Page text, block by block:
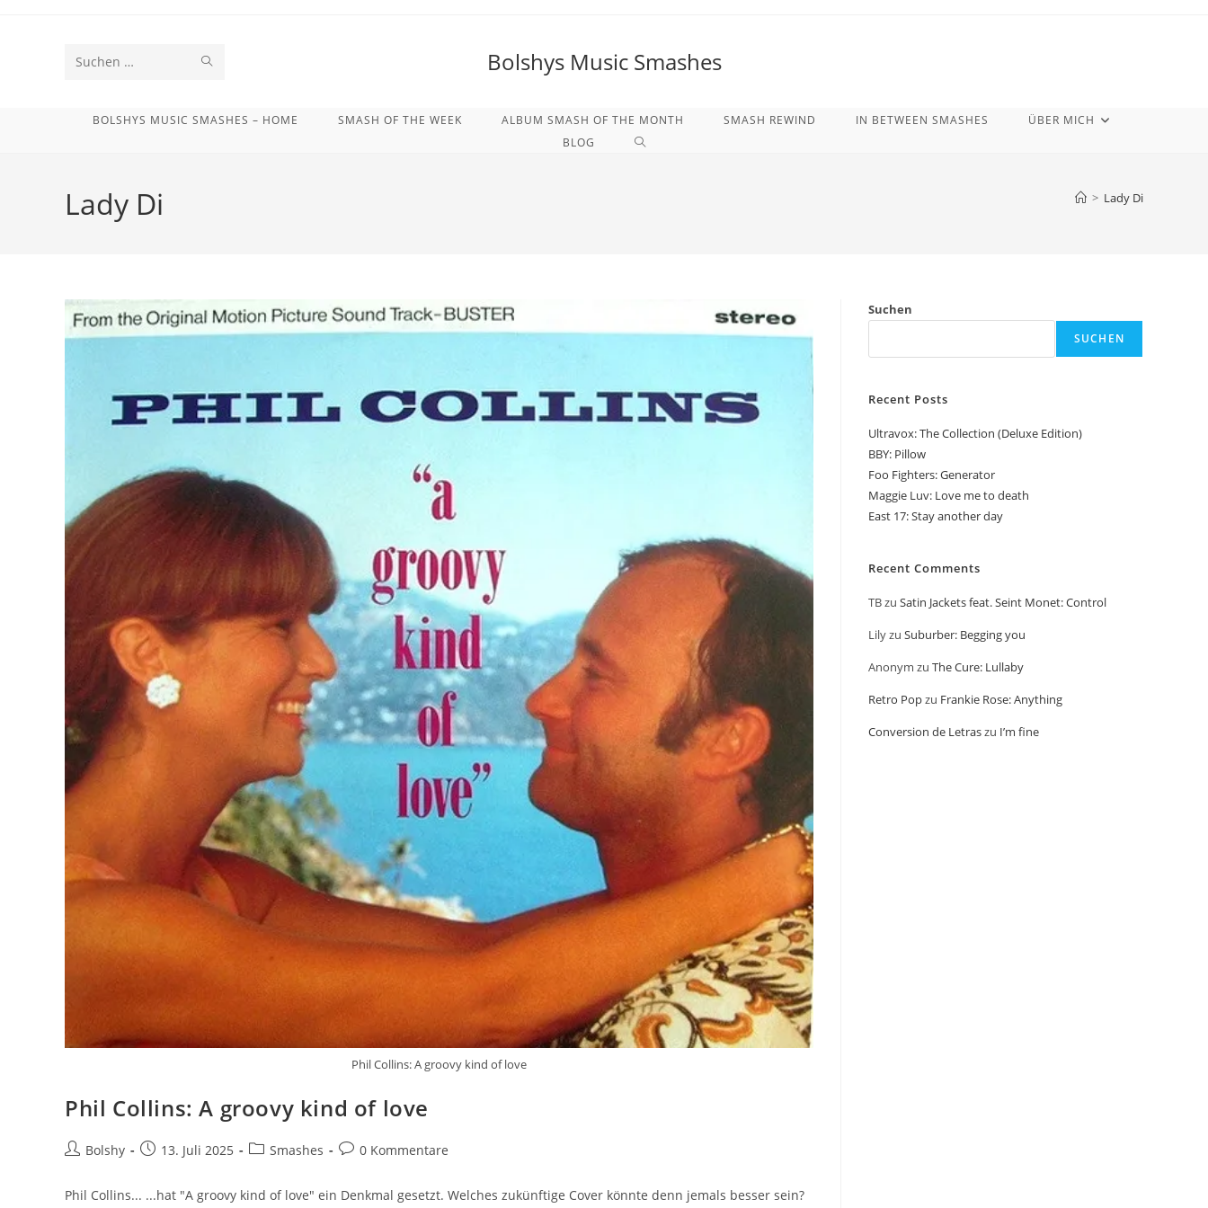
Diese Bolshys Music Smashes
BOLSHYS MUSIC SMASHES – HOME SMASH OF THE WEEK ALBUM SMASH OF THE MONTH SMASH REWIND IN BETWEEN SMASHES
ÜBER MICH
BLOG
WEBSITE-
SUCHE
Lady Di > Lady Di
Phil Collins: A groovy kind of love
Phil Collins: A groovy kind of love
Beitrags-
Bolshy
Beitrag13. Juli 2025
Beitrags-
Smashes
Beitrags-
0 Kommentare
Phil Collins... ...hat "A groovy kind of love" ein Denkmal gesetzt. Welches zukünftige Cover könnte denn jemals besser sein?
Suchen
SUCHEN
Recent Posts
Ultravox: The Collection (Deluxe Edition)
BBY: Pillow
Foo Fighters: Generator
Maggie Luv: Love me to death
East 17: Stay another day
Recent Comments
TBzu Satin Jackets feat. Seint Monet: Control
Lilyzu Suburber: Begging you
Anonym zu The Cure: Lullaby
Retro Popzu Frankie Rose: Anything
Conversion de Letraszu I’m fine